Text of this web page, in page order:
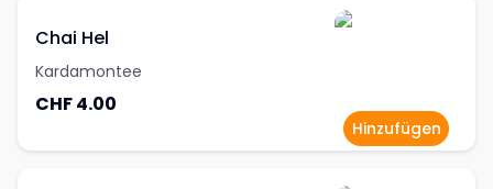
Chai Hel
Kardamontee
CHF 4.00
Hinzufügen